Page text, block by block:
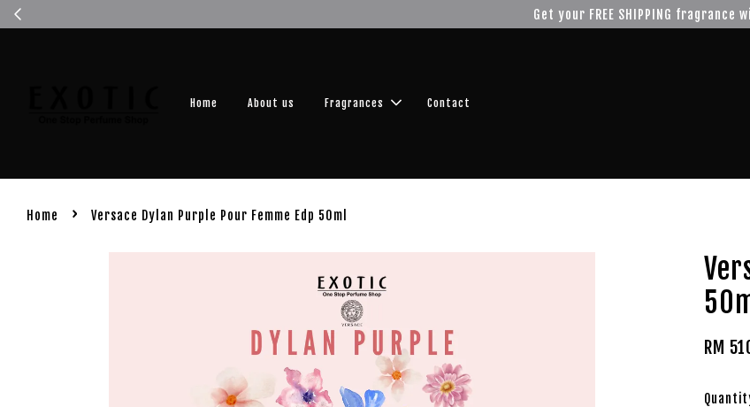
Get your FREE SHIPPING fragrance with minimum spend of RM100
Home About us Fragrances Contact
Home › Versace Dylan Purple Pour Femme Edp 50ml
RM